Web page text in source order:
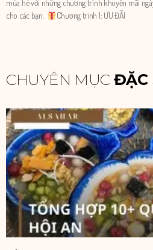
mùa hè với những chương trình khuyến mãi
cho các bạn.
Chương trình 1: ƯU ĐÃI
CHUYÊN MỤC ĐẶC